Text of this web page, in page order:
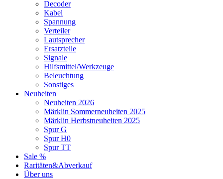
Decoder
Kabel
Spannung
Verteiler
Lautsprecher
Ersatzteile
Signale
Hilfsmittel/Werkzeuge
Beleuchtung
Sonstiges
Neuheiten
Neuheiten 2026
Märklin Sommerneuheiten 2025
Märklin Herbstneuheiten 2025
Spur G
Spur H0
Spur TT
Sale %
Raritäten&Abverkauf
Über uns